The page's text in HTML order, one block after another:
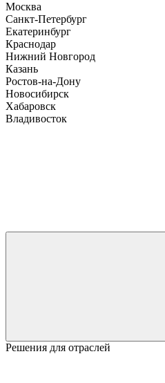
Москва
Санкт-Петербург
Екатеринбург
Краснодар
Нижний Новгород
Казань
Ростов-на-Дону
Новосибирск
Хабаровск
Владивосток
Решения для отраслей